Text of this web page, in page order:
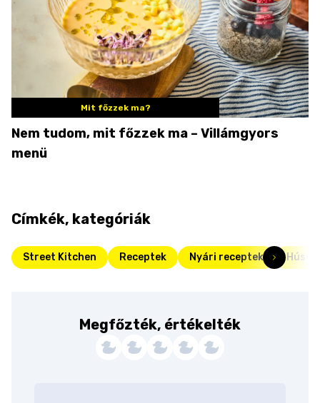
Mit főzzek ma?
Nem tudom, mit főzzek ma – Villámgyors
menü
Címkék, kategóriák
Street Kitchen Receptek Nyári receptek
Megfőzték, értékelték